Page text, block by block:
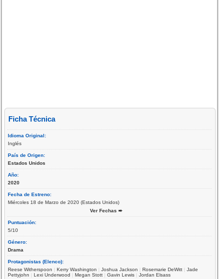
Ficha Técnica
Idioma Original:
Inglés
País de Origen:
Estados Unidos
Año:
2020
Fecha de Estreno:
Miércoles 18 de Marzo de 2020 (Estados Unidos)
Ver Fechas ➨
Puntuación:
5/10
Género:
Drama
Protagonistas (Elenco):
Reese Witherspoon |Kerry Washington |Joshua Jackson |Rosemarie DeWitt |Jade
Pettyjohn |Lexi Underwood |Megan Stott |Gavin Lewis |Jordan Elsass